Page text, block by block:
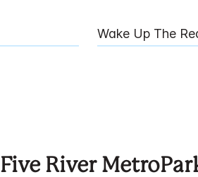
Wake Up The
Five River